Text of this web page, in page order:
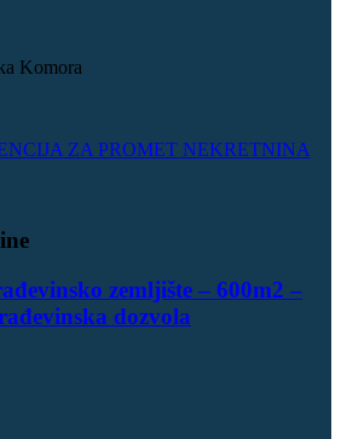
ZA PROMET NEKRETNINA
zemljište – 600m2 –
dozvola